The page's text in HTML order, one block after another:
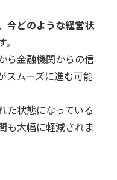
今どのような経営状
。
ら金融機関からの信
スムーズに進む可能
た状態になっている
も大幅に軽減されま